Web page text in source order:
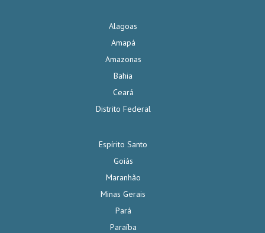
Alagoas
Amapá
Amazonas
Bahia
Ceará
Distrito Federal
Espírito Santo
Goiás
Maranhão
Minas Gerais
Pará
Paraíba